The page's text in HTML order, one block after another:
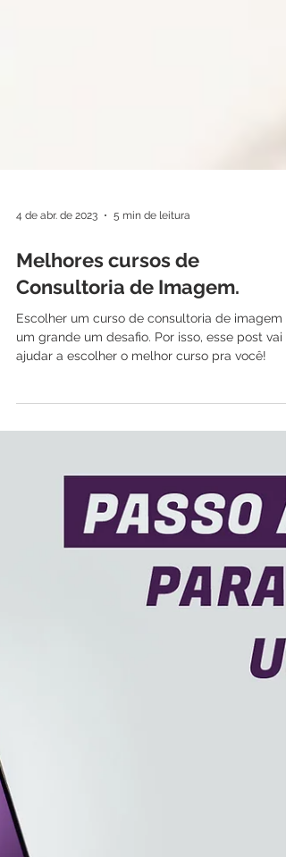
4 de abr. de 2023 5 min de leitura
Melhores cursos de
Consultoria de Imagem.
Escolher um curso de consultoria de imagem é